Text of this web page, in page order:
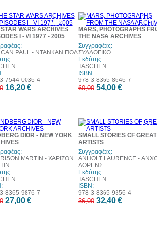
10%
έκπτωση
WARS ARCHIVES
I - VI 1977 - 2005
PAUL - ΝΤΑΝΚΑΝ ΠΟΛ
7544-0036-4
16,20 €
10%
έκπτωση
MARS, PHOTOGRAPHS
THE NASA ARCHIVES
Συγγραφέας:
ΣΥΛΛΟΓΙΚΟ
Εκδότης:
TASCHEN
ISBN:
978-3-8365-8646-7
60,00 54,00 €
10%
DIOR - NEW YORK
MARTIN - ΧΑΡΙΣΟΝ
8365-9876-7
27,00 €
10%
SMALL STORIES OF GREAT
ARTISTS
Συγγραφέας:
ANHOLT LAURENCE -
ΛΟΡΕΝΣ
Εκδότης:
TASCHEN
ISBN:
978-3-8365-9356-4
36,00 32,40 €